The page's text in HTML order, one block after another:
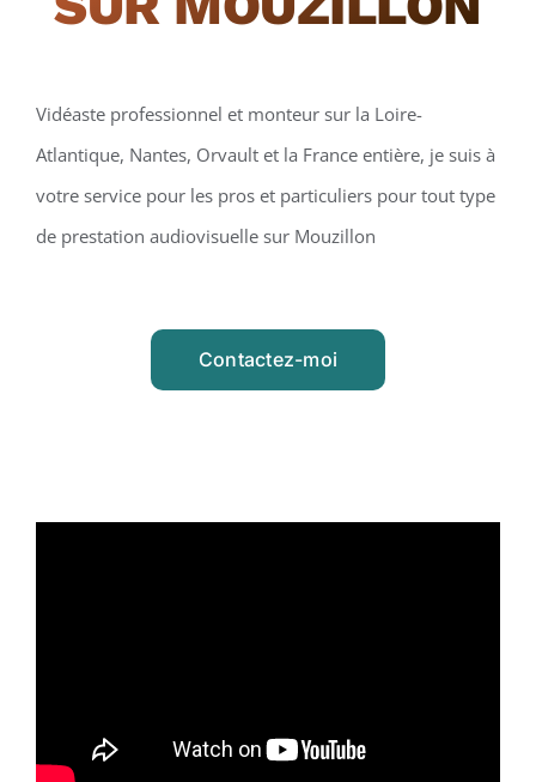
Vidéaste professionnel et monteur sur la Loire-
Atlantique, Nantes, Orvault et la France entière, je suis à
votre service pour les pros et particuliers pour tout type
de prestation audiovisuelle sur Mouzillon
Contactez-moi